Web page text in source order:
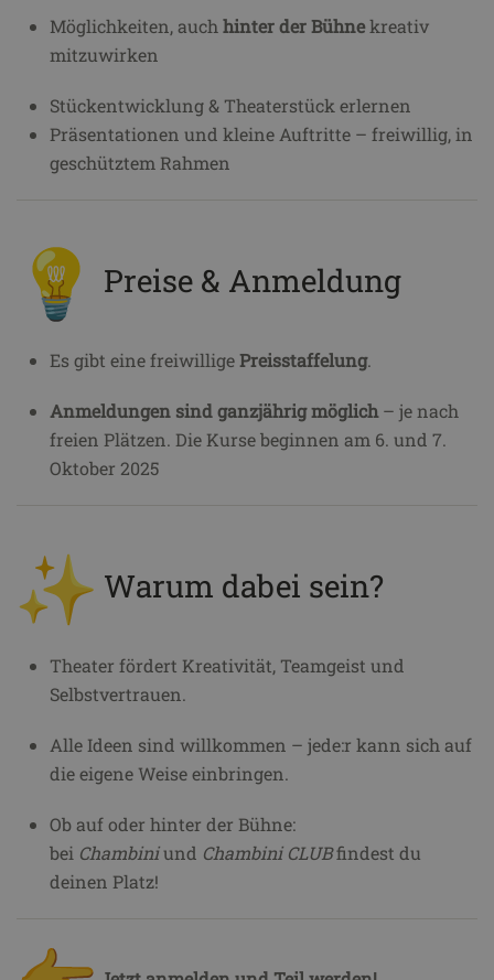
Möglichkeiten, auch hinter der Bühnekreativ
mitzuwirken
Stückentwicklung & Theaterstück erlernen
Präsentationen und kleine Auftritte – freiwillig, in
geschütztem Rahmen
Preise & Anmeldung
Es gibt eine freiwilligePreisstaffelung.
Anmeldungen sind ganzjährig möglich– je nach
freien Plätzen. Die Kurse beginnen am 6. und 7.
Oktober 2025
Warum dabei sein?
Theater fördert Kreativität, Teamgeist und
Selbstvertrauen.
Alle Ideen sind willkommen – jede:r kann sich auf
die eigene Weise einbringen.
Ob auf oder hinter der Bühne:
bei Chambiniund Chambini CLUBfindest du
deinen Platz!